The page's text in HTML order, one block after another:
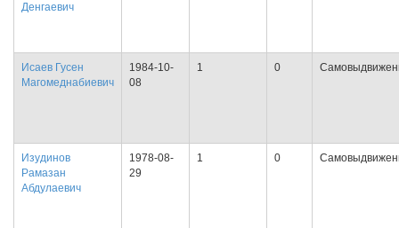
Денгаевич
Исаев Гусен
Магомеднабиевич
1984-10-
08
1 0
Изудинов
Рамазан
Абдулаевич
1978-08-
29
1 0